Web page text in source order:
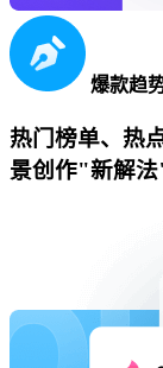
爆款趋
热门榜单、热
景创作"新解法